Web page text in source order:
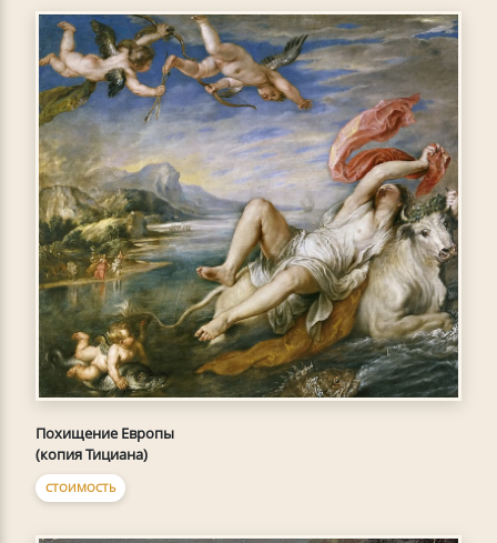
Похищение Европы
(копия Тициана)
СТОИМОСТЬ